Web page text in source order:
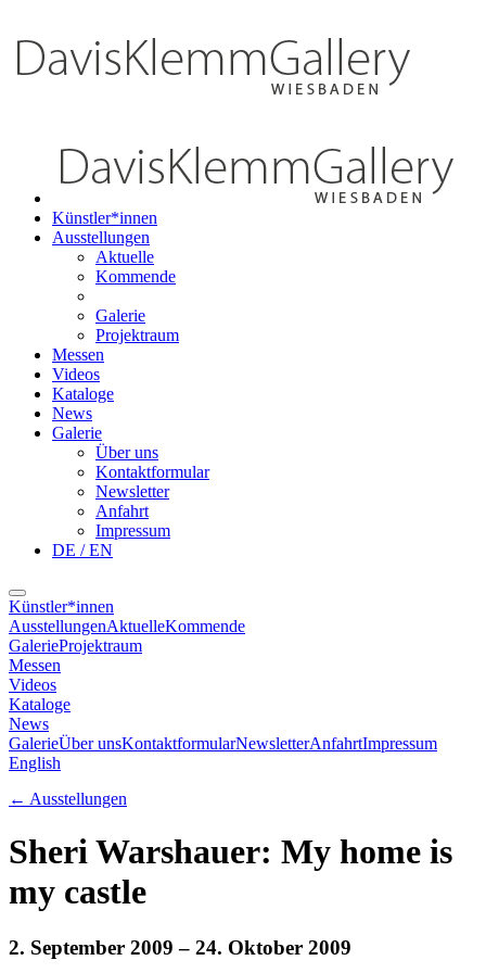
Künstler*innen
Ausstellungen
Aktuelle
Kommende
Galerie
Projektraum
Messen
Videos
Kataloge
News
Galerie
Über uns
Kontaktformular
Newsletter
Anfahrt
Impressum
DE / EN
Künstler*innen
AusstellungenAktuelleKommende
GalerieProjektraum
Messen
Videos
Kataloge
News
GalerieÜber unsKontaktformularNewsletterAnfahrtImpressum
English
← Ausstellungen
Sheri Warshauer: My home is
my castle
2. September 2009 – 24. Oktober 2009